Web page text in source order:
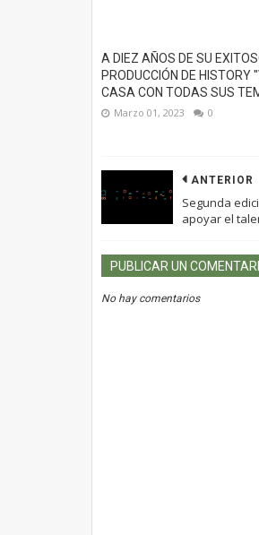
A DIEZ AÑOS DE SU
PRODUCCIÓN DE HISTORY
CASA CON TODAS SUS
Marzo 01, 2023 0
ANTERIOR
Segunda
apoyar el
PUBLICAR UN
No hay comentarios